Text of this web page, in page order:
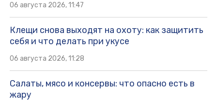
06 августа 2026, 11:47
Клещи снова выходят на охоту: как защитить
себя и что делать при укусе
06 августа 2026, 11:28
Салаты, мясо и консервы: что опасно есть в
жару